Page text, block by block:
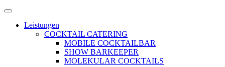
Zum
springen
Menü
öffnenLeistungen
COCKTAIL CATERING
MOBILE COCKTAILBAR
SHOW BARKEEPER
MOLEKULAR COCKTAILS